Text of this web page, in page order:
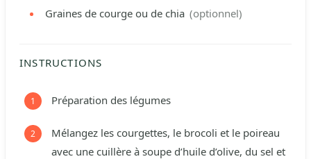
Graines de courge ou de chia (optionnel)
INSTRUCTIONS
Préparation des légumes
Mélangez les courgettes, le brocoli et le poireau
avec une cuillère à soupe d’huile d’olive, du sel et